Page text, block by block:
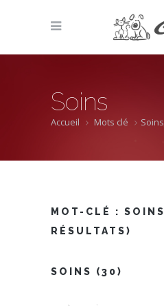
Soins
Accueil Mots clé Soins
MOT-CLÉ : SOINS
RÉSULTATS)
SOINS (30)